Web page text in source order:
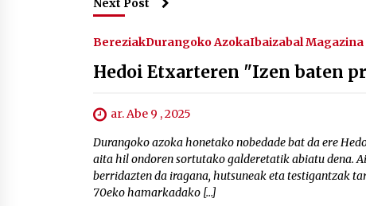
Next Post
BereziakDurangoko AzokaIbaizabal Magazina
Hedoi Etxarteren "Izen baten
ar. Abe 9 , 2025
Durangoko azoka honetako nobedade bat da ere
aita hil ondoren sortutako galderetatik abiatu dena.
berridazten da iragana, hutsuneak eta testigantzak
70eko hamarkadako […]